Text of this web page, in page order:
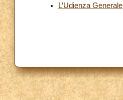
L’Udienza Generale